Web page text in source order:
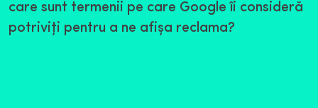
care sunt termenii pe care Google îi consideră
potriviţi pentru a ne afişa reclama?